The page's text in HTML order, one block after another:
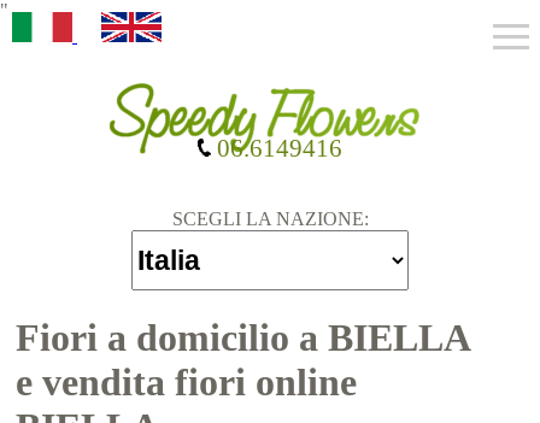
"
SCEGLI LA NAZIONE:
06.6149416
Fiori a domicilio a BIELLA
e vendita fiori online